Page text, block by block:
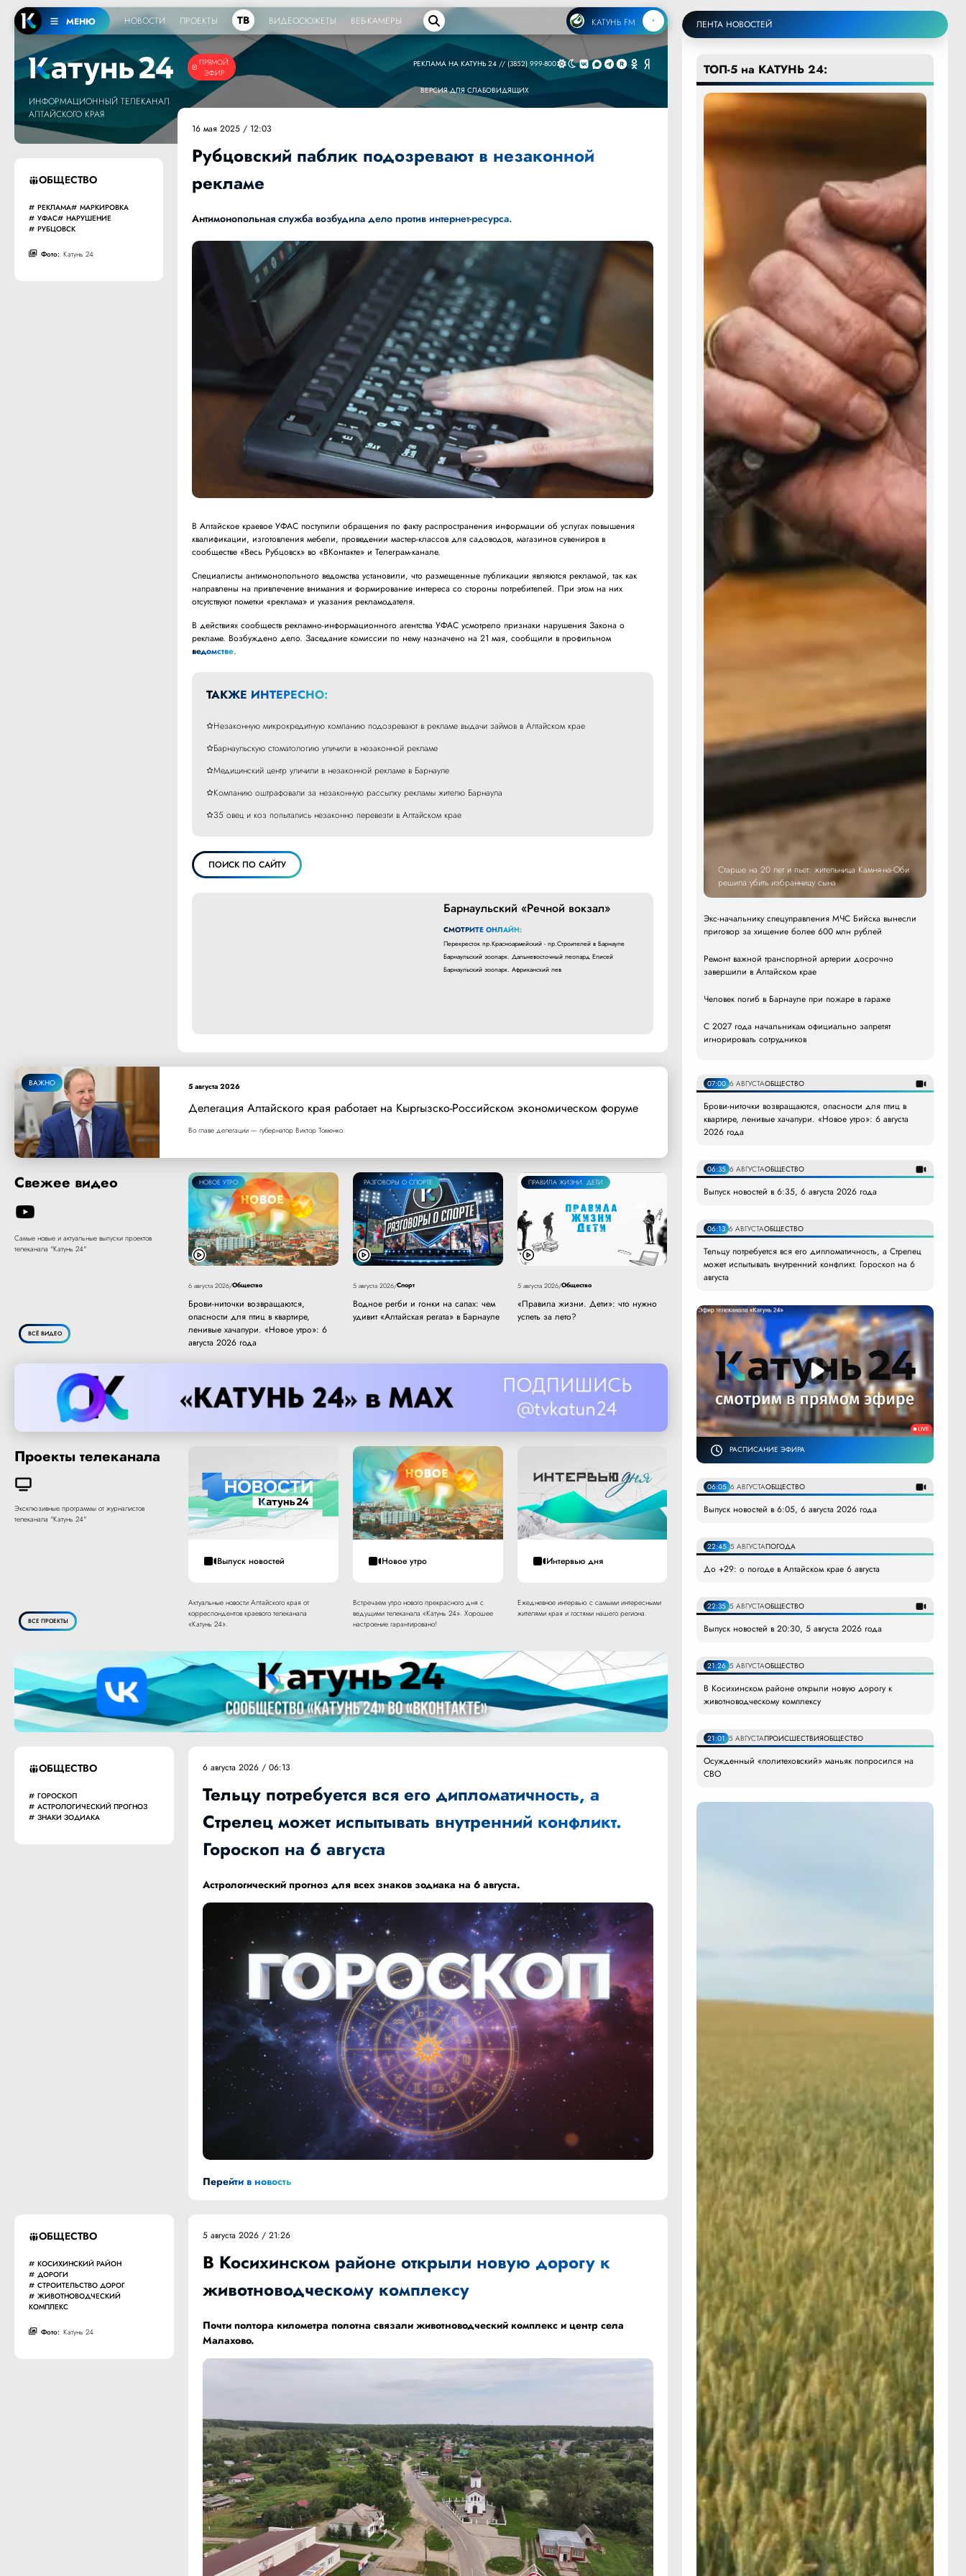
МЕНЮ НОВОСТИ ПРОЕКТЫ ТВ ВИДЕОСЮЖЕТЫ ВЕБ-КАМЕРЫ КАТУНЬ FM
ПРЯМОЙ
ЭФИР
ИНФОРМАЦИОННЫЙ ТЕЛЕКАНАЛ
АЛТАЙСКОГО КРАЯ
РЕКЛАМА НА КАТУНЬ 24 // (3852) 999-800
ВЕРСИЯ ДЛЯ СЛАБОВИДЯЩИХ
ОБЩЕСТВО
РЕКЛАМА
МАРКИРОВКА
УФАС
НАРУШЕНИЕ
РУБЦОВСК
Фото: Катунь 24
16 мая 2025 / 12:03
Рубцовский паблик подозревают в незаконной
рекламе
Антимонопольная служба возбудила дело против интернет-ресурса.
В Алтайское краевое УФАС поступили обращения по факту распространения информации об услугах повышения
квалификации, изготовления мебели, проведении мастер-классов для садоводов, магазинов сувениров в
сообществе «Весь Рубцовск» во «ВКонтакте» и Телеграм-канале.
Специалисты антимонопольного ведомства установили, что размещенные публикации являются рекламой, так как
направлены на привлечение внимания и формирование интереса со стороны потребителей. При этом на них
отсутствуют пометки «реклама» и указания рекламодателя.
В действиях сообществ рекламно-информационного агентства УФАС усмотрело признаки нарушения Закона о
рекламе. Возбуждено дело. Заседание комиссии по нему назначено на 21 мая, сообщили в профильном
ведомстве.
ТАКЖЕ ИНТЕРЕСНО:
Незаконную микрокредитную компанию подозревают в рекламе выдачи займов в Алтайском крае
Барнаульскую стоматологию уличили в незаконной рекламе
Медицинский центр уличили в незаконной рекламе в Барнауле
Компанию оштрафовали за незаконную рассылку рекламы жителю Барнаула
35 овец и коз попытались незаконно перевезти в Алтайском крае
ПОИСК ПО САЙТУ
Барнаульский «Речной вокзал»
СМОТРИТЕ ОНЛАЙН:
Перекресток пр.Красноармейский - пр.Строителей в Барнауле
Барнаульский зоопарк. Дальневосточный леопард Елисей
Барнаульский зоопарк. Африканский лев
ВАЖНО 5 августа 2026
Делегация Алтайского края работает на Кыргызско-Российском экономическом форуме
Во главе делегации — губернатор Виктор Томенко.
Свежее видео
Самые новые и актуальные выпуски проектов
телеканала "Катунь 24"
ВСЁ ВИДЕО
НОВОЕ УТРО
6 августа 2026/Общество
Брови-ниточки возвращаются,
опасности для птиц в квартире,
ленивые хачапури. «Новое утро»: 6
августа 2026 года
РАЗГОВОРЫ О СПОРТЕ
5 августа 2026/Спорт
Водное регби и гонки на сапах: чем
удивит «Алтайская регата» в Барнауле
ПРАВИЛА ЖИЗНИ. ДЕТИ
5 августа 2026/Общество
«Правила жизни. Дети»: что нужно
успеть за лето?
Проекты телеканала
Эксклюзивные программы от журналистов
телеканала "Катунь 24"
ВСЕ ПРОЕКТЫ
Выпуск новостей
Актуальные новости Алтайского края от
корреспондентов краевого телеканала
«Катунь 24».
Новое утро
Встречаем утро нового прекрасного дня с
ведущими телеканала «Катунь 24». Хорошее
настроение гарантировано!
Интервью дня
Ежедневное интервью с самыми интересными
жителями края и гостями нашего региона.
ОБЩЕСТВО
ГОРОСКОП
АСТРОЛОГИЧЕСКИЙ ПРОГНОЗ
ЗНАКИ ЗОДИАКА
6 августа 2026 / 06:13
Тельцу потребуется вся его дипломатичность, а
Стрелец может испытывать внутренний конфликт.
Гороскоп на 6 августа
Астрологический прогноз для всех знаков зодиака на 6 августа.
Перейти в новость
ОБЩЕСТВО
КОСИХИНСКИЙ РАЙОН
ДОРОГИ
СТРОИТЕЛЬСТВО ДОРОГ
ЖИВОТНОВОДЧЕСКИЙ
КОМПЛЕКС
Фото: Катунь 24
5 августа 2026 / 21:26
В Косихинском районе открыли новую дорогу к
животноводческому комплексу
Почти полтора километра полотна связали животноводческий комплекс и центр села
Малахово.
ЛЕНТА НОВОСТЕЙ
ТОП-5 на КАТУНЬ 24:
Старше на 20 лет и пьет: жительница Камня-на-Оби
решила убить избранницу сына
Экс-начальнику спецуправления МЧС Бийска вынесли
приговор за хищение более 600 млн рублей
Ремонт важной транспортной артерии досрочно
завершили в Алтайском крае
Человек погиб в Барнауле при пожаре в гараже
С 2027 года начальникам официально запретят
игнорировать сотрудников
07:00 6 АВГУСТАОБЩЕСТВО
Брови-ниточки возвращаются, опасности для птиц в
квартире, ленивые хачапури. «Новое утро»: 6 августа
2026 года
06:35 6 АВГУСТАОБЩЕСТВО
Выпуск новостей в 6:35, 6 августа 2026 года
06:13 6 АВГУСТАОБЩЕСТВО
Тельцу потребуется вся его дипломатичность, а Стрелец
может испытывать внутренний конфликт. Гороскоп на 6
августа
РАСПИСАНИЕ ЭФИРА
06:05 6 АВГУСТАОБЩЕСТВО
Выпуск новостей в 6:05, 6 августа 2026 года
22:45 5 АВГУСТАПОГОДА
До +29: о погоде в Алтайском крае 6 августа
22:35 5 АВГУСТАОБЩЕСТВО
Выпуск новостей в 20:30, 5 августа 2026 года
21:26 5 АВГУСТАОБЩЕСТВО
В Косихинском районе открыли новую дорогу к
животноводческому комплексу
21:01 5 АВГУСТАПРОИСШЕСТВИЯОБЩЕСТВО
Осужденный «политеховский» маньяк попросился на
СВО